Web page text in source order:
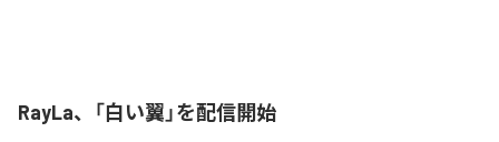
RayLa、「白い翼」を配信開始